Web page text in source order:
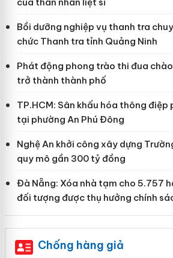
Bồi dưỡng nghiệp vụ thanh tra
chức Thanh tra tỉnh Quảng Ninh
Phát động phong trào thi đua
trở thành thành phố
TP.HCM: Sân khấu hóa thông
tại phường An Phú Đông
Nghệ An khởi công xây dựng
quy mô gần 300 tỷ đồng
Đà Nẵng: Xóa nhà tạm cho 5.757
đối tượng được thụ hưởng chính
Chống hàng giả